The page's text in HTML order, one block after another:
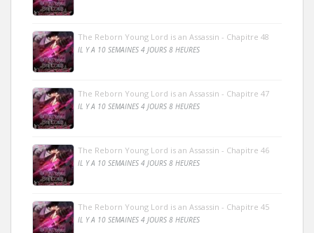
The Reborn Young Lord is an Assassin - Chapitre 48
IL Y A 10 SEMAINES 4 JOURS 8 HEURES
The Reborn Young Lord is an Assassin - Chapitre 47
IL Y A 10 SEMAINES 4 JOURS 8 HEURES
The Reborn Young Lord is an Assassin - Chapitre 46
IL Y A 10 SEMAINES 4 JOURS 8 HEURES
The Reborn Young Lord is an Assassin - Chapitre 45
IL Y A 10 SEMAINES 4 JOURS 8 HEURES